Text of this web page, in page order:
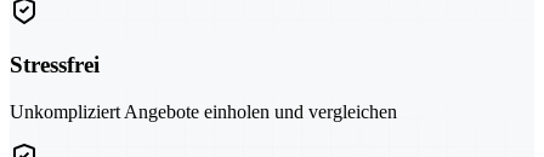
Stressfrei
Unkompliziert Angebote einholen und vergleichen